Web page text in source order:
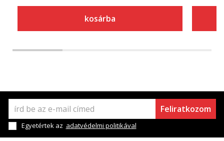
kosárba
Feliratkozom
Egyetértek az adatvédelmi politikával